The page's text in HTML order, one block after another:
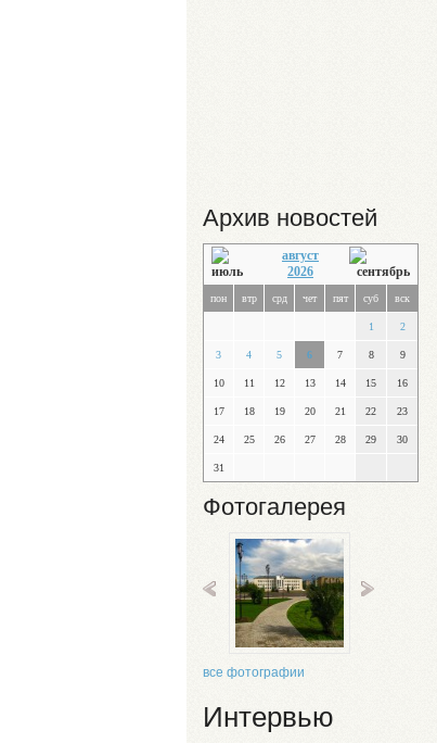
Архив новостей
август
2026
пон втр срд чет пят суб вск
1 2
3 4 5 6 7 8 9
10 11 12 13 14 15 16
17 18 19 20 21 22 23
24 25 26 27 28 29 30
31
Фотогалерея
все фотографии
Интервью